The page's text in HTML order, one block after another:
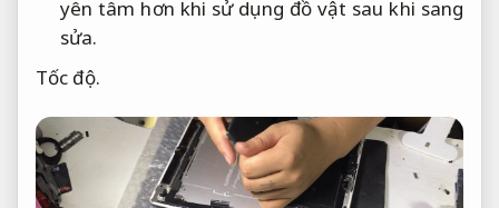
yên tâm hơn khi sử dụng đồ vật sau khi sang
sửa.
Tốc độ.